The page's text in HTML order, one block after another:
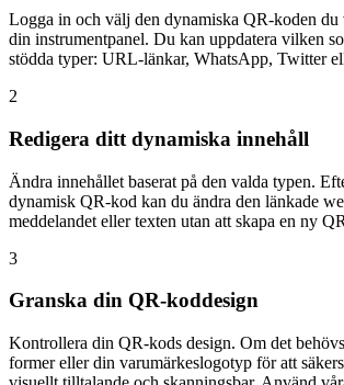
Logga in och välj den dynamiska QR-koden du
din instrumentpanel. Du kan uppdatera vilken
stödda typer: URL-länkar, WhatsApp, Twitter
2
Redigera ditt dynamiska innehåll
Ändra innehållet baserat på den valda typen.
dynamisk QR-kod kan du ändra den länkade
meddelandet eller texten utan att skapa en ny
3
Granska din QR-koddesign
Kontrollera din QR-kods design. Om det
former eller din varumärkeslogotyp för att